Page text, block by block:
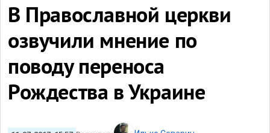
В Православной церкви
озвучили мнение по
поводу переноса
Рождества в Украине